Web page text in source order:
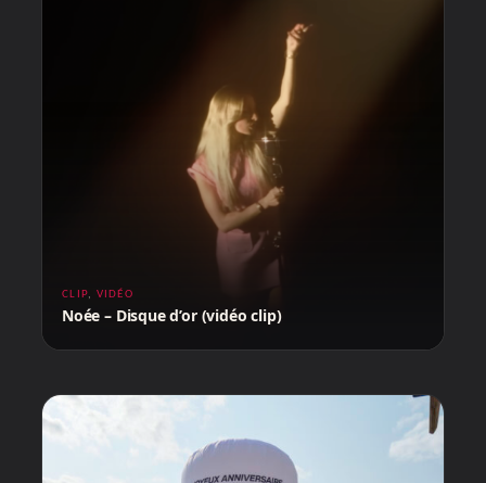
Noée – Disque d’or (vidéo clip)
CLIP, VIDÉO